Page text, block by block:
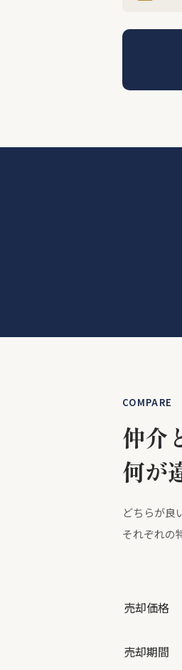
COMPARE
仲介
何が
どちらが良
それぞれの
売却価格
売却期間